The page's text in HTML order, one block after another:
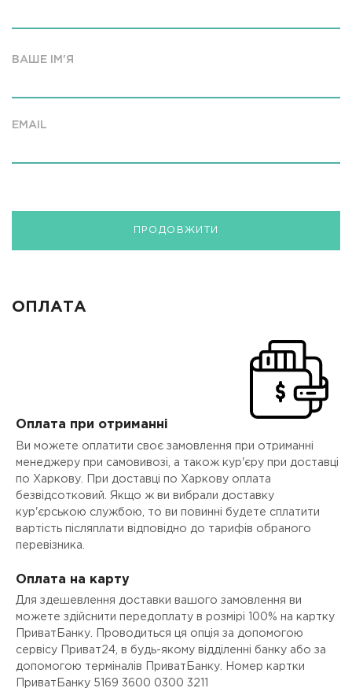
ВАШЕ ІМ'Я
EMAIL
ПРОДОВЖИТИ
ОПЛАТА
Оплата при отриманні
Ви можете оплатити своє замовлення при отриманні
менеджеру при самовивозі, а також кур'єру при доставці
по Харкову. При доставці по Харкову оплата
безвідсотковий. Якщо ж ви вибрали доставку
кур'єрською службою, то ви повинні будете сплатити
вартість післяплати відповідно до тарифів обраного
перевізника.
Оплата на карту
Для здешевлення доставки вашого замовлення ви
можете здійснити передоплату в розмірі 100% на картку
ПриватБанку. Проводиться ця опція за допомогою
сервісу Приват24, в будь-якому відділенні банку або за
допомогою терміналів ПриватБанку. Номер картки
ПриватБанку 5169 3600 0300 3211